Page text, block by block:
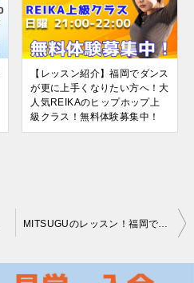
【レッスン紹介】福岡でダンス
が更に上手くなりたい方へ！大
人気REIKAのヒップホップ上
級クラス！無料体験募集中！
MITSUGUのレッスン！福岡で新しいダンスを探している方にオススメです！